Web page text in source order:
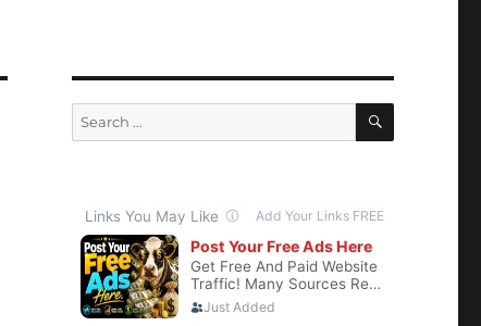
Search
for:
SEARCH